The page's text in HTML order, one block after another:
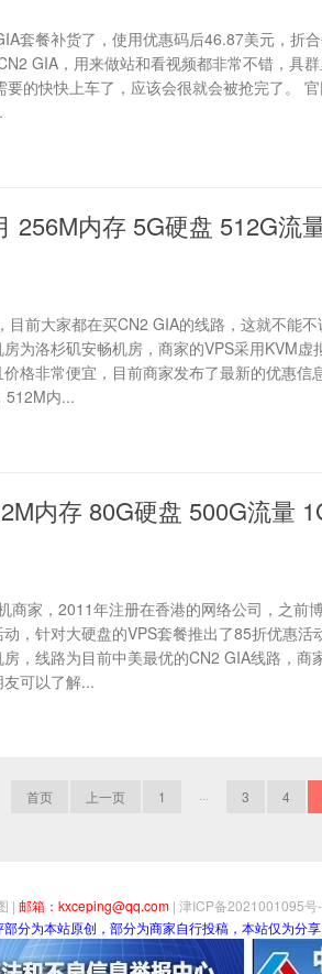
套餐补货了，使用优惠码后46.87美元，折
GIA，用来做站和看视频都非常不错，具
要的快快上车了，应该会很就会被抢完了。
256M内存 5G硬盘 512G流
目前大家都在买CN2 GIA的线路，这就不能
为洛杉矶安畅机房，商家的VPS采用KVM虚
格非常便宜，目前商家发布了最新的优惠信
512M内...
内存 80G硬盘 500G流量
商家，2011年注册在香港的网络公司，之前
，针对大硬盘的VPS套餐推出了85折优惠活
，线路为目前中美最优的CN2 GIA线路，商
可以了解...
首页 上一页 1 ··· 3 4
| 邮箱：kxceping@qq.com | 津ICP备2021001095号-
分为本站原创，部分为商家自行投稿，本站仅为分